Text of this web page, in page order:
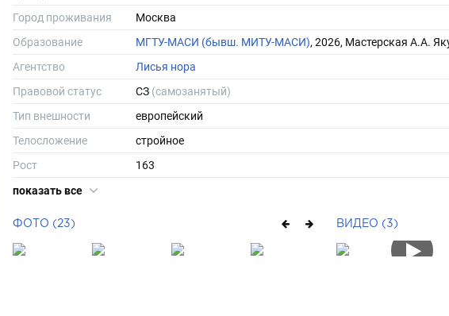
Город проживания
Москва
Образование
МГТУ-МАСИ (бывш. МИТУ-МАСИ), 2026, Мастерская А.А.
Агентство
Лисья нора
Правовой статус
СЗ (самозанятый)
Тип внешности
европейский
Телосложение
стройное
Рост
163
Вес
показать все
ФОТО (23) ВИДЕО (3)